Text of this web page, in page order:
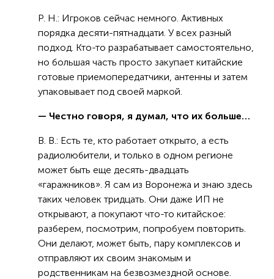
Р. Н.: Игроков сейчас немного. Активных
порядка десяти-пятнадцати. У всех разный
подход. Кто-то разрабатывает самостоятельно,
но большая часть просто закупает китайские
готовые приемопередатчики, антенны и затем
упаковывает под своей маркой.
— Честно говоря, я думал, что их больше…
В. В.: Есть те, кто работает открыто, а есть
радиолюбители, и только в одном регионе
может быть еще десять-двадцать
«гаражников». Я сам из Воронежа и знаю здесь
таких человек тридцать. Они даже ИП не
открывают, а покупают что-то китайское:
разберем, посмотрим, попробуем повторить.
Они делают, может быть, пару комплексов и
отправляют их своим знакомым и
родственникам на безвозмездной основе.